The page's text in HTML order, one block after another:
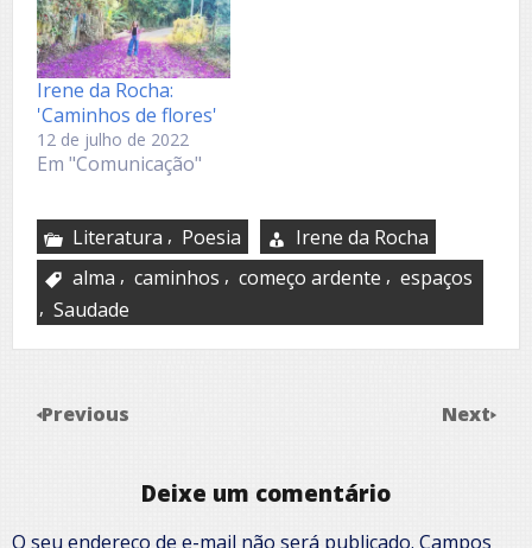
Irene da Rocha:
'Caminhos de flores'
12 de julho de 2022
Em "Comunicação"
Literatura , Poesia
Irene da Rocha
alma , caminhos , começo ardente , espaços
, Saudade
Previous Next
Deixe um comentário
O seu endereço de e-mail não será publicado. Campos